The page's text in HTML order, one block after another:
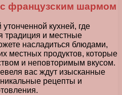
с французским шармом
кухней, где
традиция и местные
насладиться блюдами,
местных продуктов, которые
и неповторимым вкусом.
вас ждут изысканные
рецепты и